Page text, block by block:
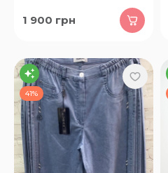
1 900 грн
41%